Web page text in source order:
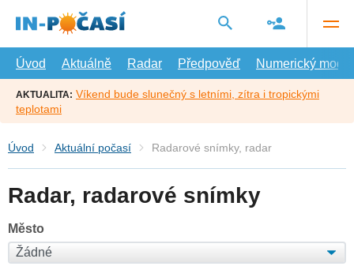
hlavní
Úvod
Aktuálně Radar Předpověď Numerický model
AKTUALITA: Víkend bude slunečný s letními, zítra i tropickými
teplotami
Úvod Aktuální počasí Radarové snímky, radar
Radar, radarové snímky
Město